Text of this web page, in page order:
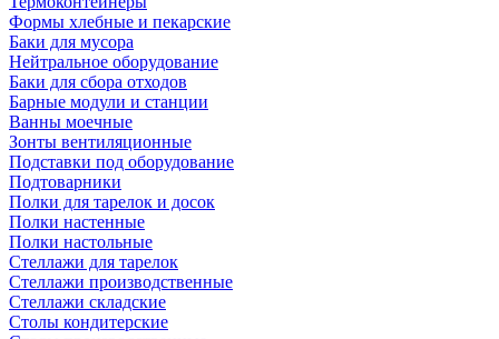
Формы хлебные и пекарские
Баки для мусора
Нейтральное оборудование
Баки для сбора отходов
Барные модули и станции
Ванны моечные
Зонты вентиляционные
Подставки под оборудование
Подтоварники
Полки для тарелок и досок
Полки настенные
Полки настольные
Стеллажи для тарелок
Стеллажи производственные
Стеллажи складские
Столы кондитерские